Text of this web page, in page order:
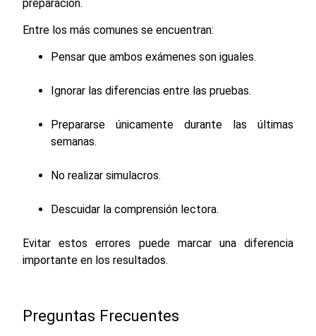
preparación.
Entre los más comunes se encuentran:
Pensar que ambos exámenes son iguales.
Ignorar las diferencias entre las pruebas.
Prepararse únicamente durante las últimas
semanas.
No realizar simulacros.
Descuidar la comprensión lectora.
Evitar estos errores puede marcar una diferencia
importante en los resultados.
Preguntas Frecuentes